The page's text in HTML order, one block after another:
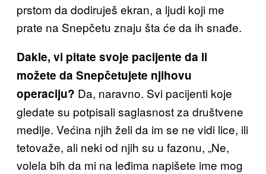
prstom da dodiruješ ekran, a ljudi koji me
prate na Snepčetu znaju šta će da ih snađe.
Dakle, vi pitate svoje pacijente da li
možete da Snepčetujete njihovu
operaciju? Da, naravno. Svi pacijenti koje
gledate su potpisali saglasnost za društvene
medije. Većina njih želi da im se ne vidi lice, ili
tetovaže, ali neki od njih su u fazonu, „Ne,
volela bih da mi na leđima napišete ime mog